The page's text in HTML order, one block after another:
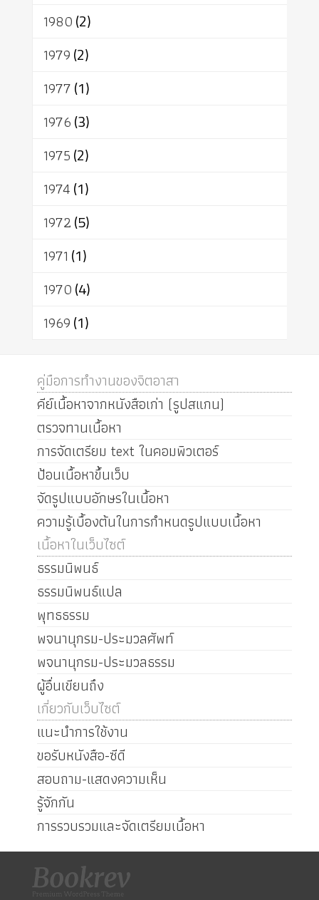
1980(2)
1979(2)
1977(1)
1976(3)
1975(2)
1974(1)
1972(5)
1971 (1)
1970(4)
1969(1)
คู่มือการทำงานของจิตอาสา
คีย์เนื้อหาจากหนังสือเก่า (รูปสแกน)
ตรวจทานเนื้อหา
การจัดเตรียม text ในคอมพิวเตอร์
ป้อนเนื้อหาขึ้นเว็บ
จัดรูปแบบอักษรในเนื้อหา
ความรู้เบื้องต้นในการกำหนดรูปแบบเนื้อหา
เนื้อหาในเว็บไซต์
ธรรมนิพนธ์
ธรรมนิพนธ์แปล
พุทธธรรม
พจนานุกรม-ประมวลศัพท์
พจนานุกรม-ประมวลธรรม
ผู้อื่นเขียนถึง
เกี่ยวกับเว็บไซต์
แนะนำการใช้งาน
ขอรับหนังสือ-ซีดี
สอบถาม-แสดงความเห็น
รู้จักกัน
การรวบรวมและจัดเตรียมเนื้อหา